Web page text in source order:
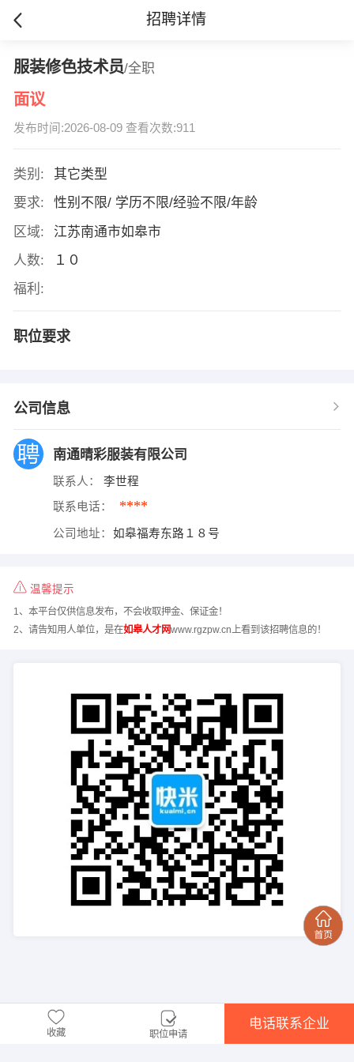
招聘详情
服装修色技术员/全职
面议
发布时间:2026-08-09 查看次数:911
类别:
其它类型
要求:
性别不限/ 学历不限/经验不限/年龄
区域:
江苏南通市如皋市
人数:
１０
福利:
职位要求
公司信息
南通晴彩服装有限公司
联系人： 李世程
联系电话： ****
公司地址： 如皋福寿东路１８号
温馨提示
1、本平台仅供信息发布，不会收取押金、保证金！
2、请告知用人单位，是在如皋人才网www.rgzpw.cn上看到该招聘信息的！
收藏 职位申请
电话联系企业